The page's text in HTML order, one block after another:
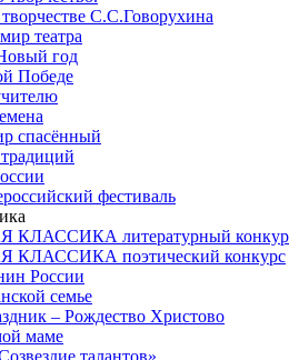
С.С.Говорухина
театра
год
Победе
спасённый
фестиваль
КЛАССИКА литературный
КЛАССИКА поэтический конкурс
России
семье
– Рождество Христово
маме
талантов»